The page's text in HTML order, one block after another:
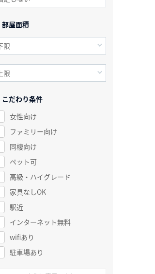
部屋面積
こだわり条件
女性向け
ファミリー向け
同棲向け
ペット可
高級・ハイグレード
家具なしOK
駅近
インターネット無料
wifiあり
駐車場あり